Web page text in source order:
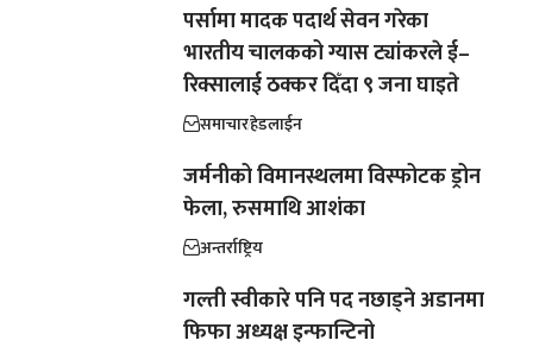
पर्सामा मादक पदार्थ सेवन गरेका
भारतीय चालकको ग्यास ट्यांकरले ई–
रिक्सालाई ठक्कर दिँदा ९ जना घाइते
समाचारहेडलाईन
जर्मनीको विमानस्थलमा विस्फोटक ड्रोन
फेला, रुसमाथि आशंका
अन्तर्राष्ट्रिय
गल्ती स्वीकारे पनि पद नछाड्ने अडानमा
फिफा अध्यक्ष इन्फान्टिनो